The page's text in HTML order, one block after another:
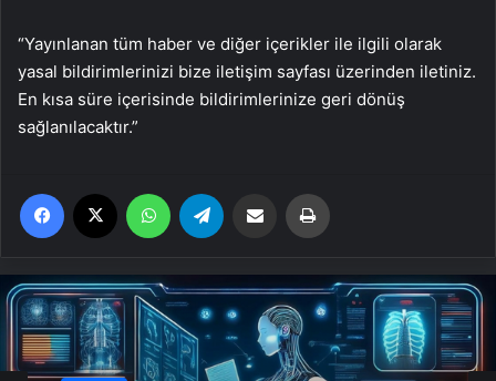
“Yayınlanan tüm haber ve diğer içerikler ile ilgili olarak
yasal bildirimlerinizi bize iletişim sayfası üzerinden iletiniz.
En kısa süre içerisinde bildirimlerinize geri dönüş
sağlanılacaktır.”
Facebook WhatsApp Email'den paylaş